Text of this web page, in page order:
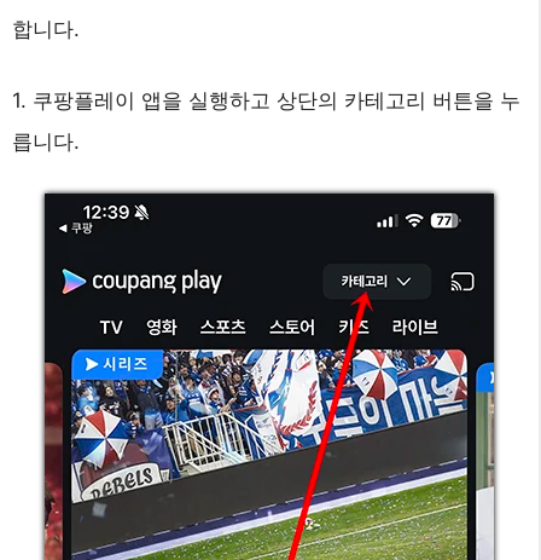
합니다.
1. 쿠팡플레이 앱을 실행하고 상단의 카테고리 버튼을 누
릅니다.